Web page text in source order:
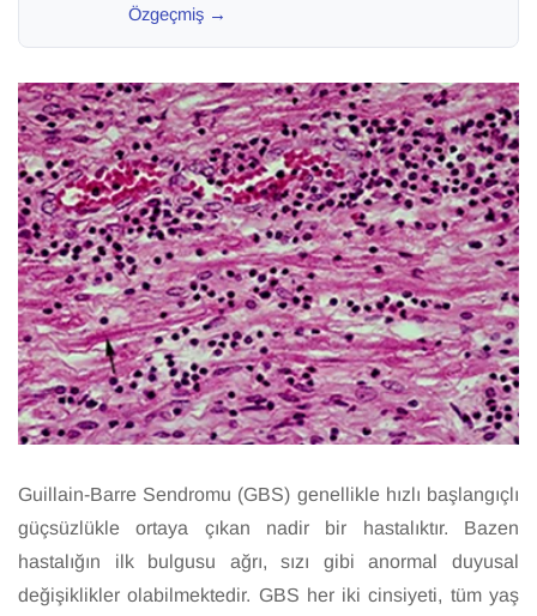
Özgeçmiş →
Guillain-Barre Sendromu (GBS) genellikle hızlı başlangıçlı
güçsüzlükle ortaya çıkan nadir bir hastalıktır. Bazen
hastalığın ilk bulgusu ağrı, sızı gibi anormal duyusal
değişiklikler olabilmektedir. GBS her iki cinsiyeti, tüm yaş